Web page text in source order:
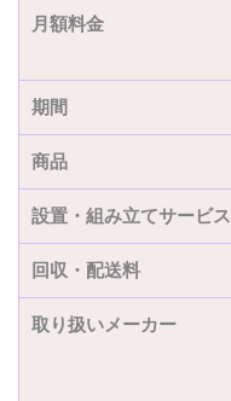
月額料金
期間
商品
設置・組み立てサービス
回収・配送料
取り扱いメーカー